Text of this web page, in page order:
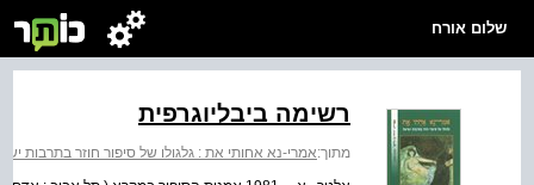
שלום אורח
רשימה ביבליוגרפית
מתוך:אמרי-נא אחותי את : גלגולו של סיפור חוזר בתרבות